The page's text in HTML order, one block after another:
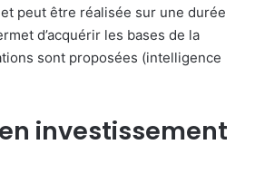
peut être réalisée sur une durée
d’acquérir les bases de la
sont proposées (intelligence
investissement